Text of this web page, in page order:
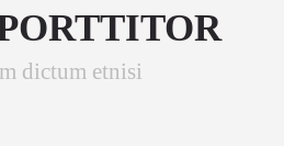
dictum etnisi